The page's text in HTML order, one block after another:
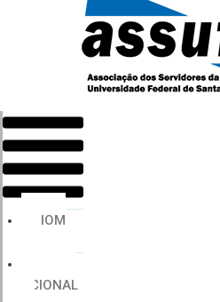
Menu
HOM
UCIONAL